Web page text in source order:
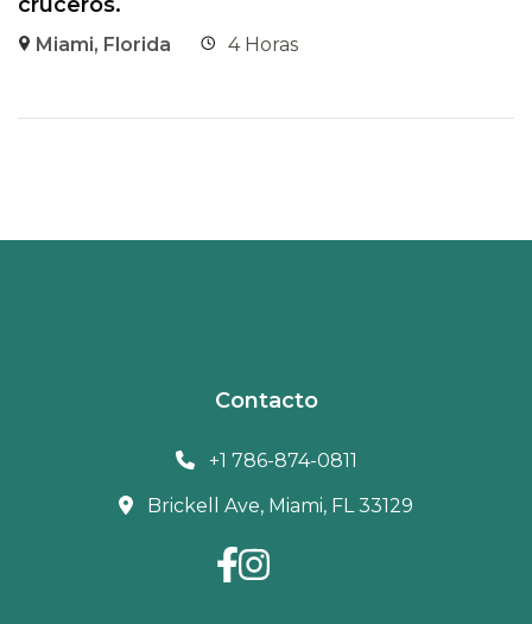
Miami, Florida 4 Horas
Contacto
+1 786-874-0811
Brickell Ave, Miami, FL 33129